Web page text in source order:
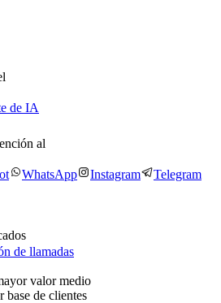
de IA
al
WhatsApp Instagram Telegram
de llamadas
valor medio
base de clientes